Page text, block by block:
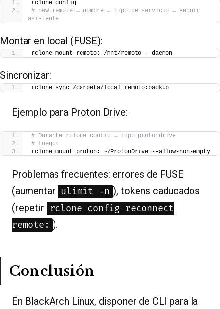
rclone config
# new remote → nombre → tipo de servicio → seguir
asistente
Montar en local (FUSE):
rclone mount remoto: /mnt/remoto --daemon
Sincronizar:
rclone sync /carpeta/local remoto:backup
Ejemplo para Proton Drive:
# Durante rclone config → tipo protondrive
# Luego:
rclone mount proton: ~/ProtonDrive --allow-non-empty
Problemas frecuentes: errores de FUSE
(aumentar ulimit -n ), tokens caducados
(repetir
rclone config reconnect
remote: ).
Conclusión
En BlackArch Linux, disponer de CLI para la